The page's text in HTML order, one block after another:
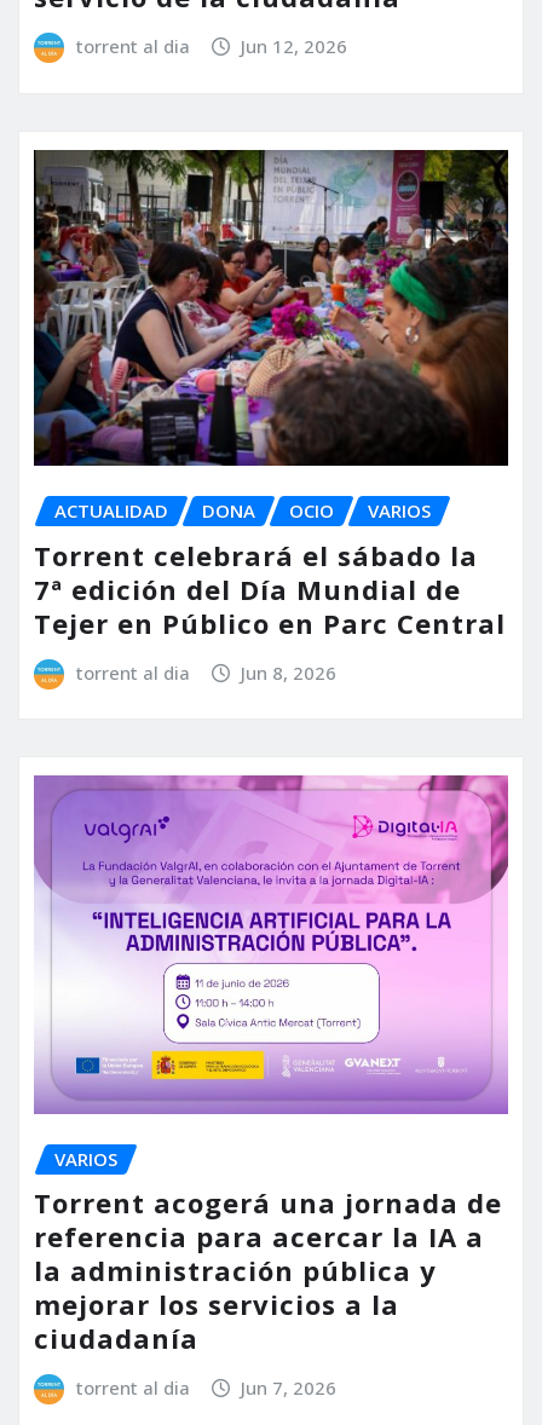
torrent al dia Jun 12, 2026
ACTUALIDAD DONA OCIO VARIOS
Torrent celebrará el sábado la
7ª edición del Día Mundial de
Tejer en Público en Parc Central
torrent al dia Jun 8, 2026
VARIOS
Torrent acogerá una jornada de
referencia para acercar la IA a
la administración pública y
mejorar los servicios a la
ciudadanía
torrent al dia Jun 7, 2026